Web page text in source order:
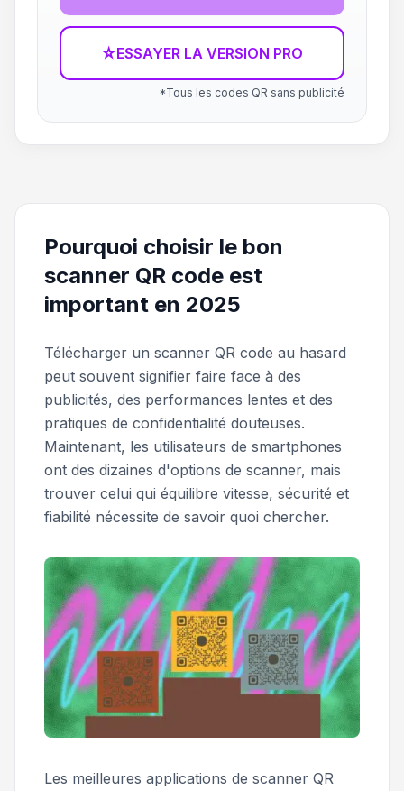
☆ESSAYER LA VERSION PRO
*Tous les codes QR sans publicité
Pourquoi choisir le bon
scanner QR code est
important en 2025
Télécharger un scanner QR code au hasard
peut souvent signifier faire face à des
publicités, des performances lentes et des
pratiques de confidentialité douteuses.
Maintenant, les utilisateurs de smartphones
ont des dizaines d'options de scanner, mais
trouver celui qui équilibre vitesse, sécurité et
fiabilité nécessite de savoir quoi chercher.
Les meilleures applications de scanner QR